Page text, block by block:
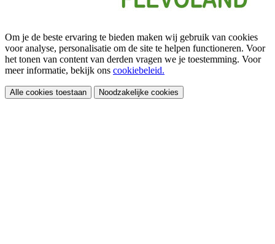
Om je de beste ervaring te bieden maken wij gebruik van cookies
voor analyse, personalisatie om de site te helpen functioneren. Voor
het tonen van content van derden vragen we je toestemming. Voor
meer informatie, bekijk ons cookiebeleid.
Alle cookies toestaan Noodzakelijke cookies